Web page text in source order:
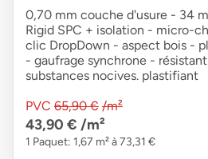
0,70 mm couche d'usure - 34
Rigid SPC + isolation - micro-
clic DropDown - aspect bois -
- gaufrage synchrone -
substances nocives. plastifiant
PVC 65,90 € /m²
43,90 € /m²
1 Paquet: 1,67 m² à 73,31 €